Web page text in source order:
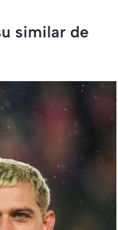
similar de